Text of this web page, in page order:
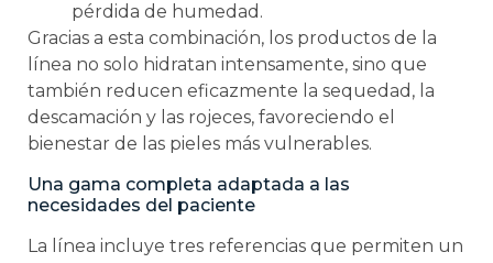
pérdida de humedad.
Gracias a esta combinación, los productos de la
línea no solo hidratan intensamente, sino que
también reducen eficazmente la sequedad, la
descamación y las rojeces, favoreciendo el
bienestar de las pieles más vulnerables.
Una gama completa adaptada a las
necesidades del paciente
La línea incluye tres referencias que permiten un